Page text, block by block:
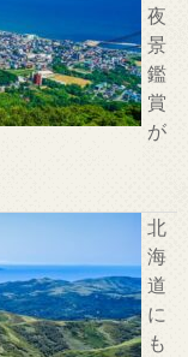
夜
景
鑑
賞
が
北
海
道
に
も